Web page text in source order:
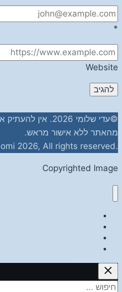
*
Website
©עדי שלומי 2026.
מהאתר ללא אישור מראש.
.Adi Shlomi 2026, All rights reserved©
Copyrighted Image
חיפוש: